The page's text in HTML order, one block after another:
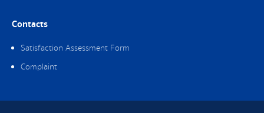
Contacts
Satisfaction Assessment Form
Complaint